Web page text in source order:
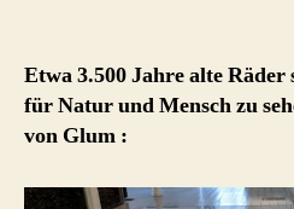
Etwa 3.500 Jahre alte
für Natur und Mensch zu
von Glum :